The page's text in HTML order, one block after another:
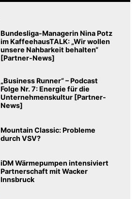
Bundesliga-Managerin Nina Potz
im KaffeehausTALK: „Wir wollen
unsere Nahbarkeit behalten“
[Partner-News]
„Business Runner“ – Podcast
Folge Nr. 7: Energie für die
Unternehmenskultur [Partner-
News]
Mountain Classic: Probleme
durch VSV?
iDM Wärmepumpen intensiviert
Partnerschaft mit Wacker
Innsbruck